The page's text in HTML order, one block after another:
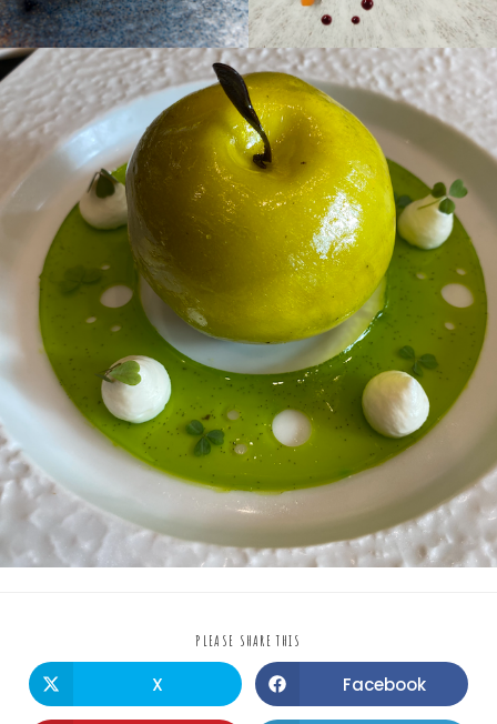
PLEASE SHARE THIS
X Facebook